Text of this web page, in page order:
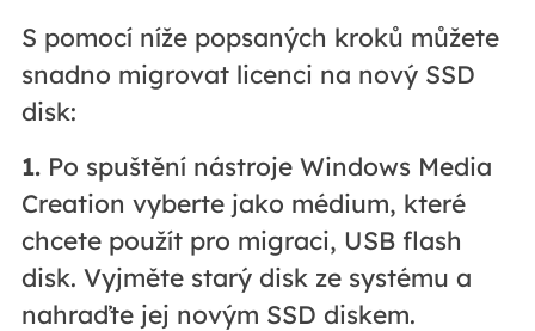
S pomocí níže popsaných kroků můžete
snadno migrovat licenci na nový SSD
disk:
1.Po spuštění nástroje Windows Media
Creation vyberte jako médium, které
chcete použít pro migraci, USB flash
disk. Vyjměte starý disk ze systému a
nahraďte jej novým SSD diskem.